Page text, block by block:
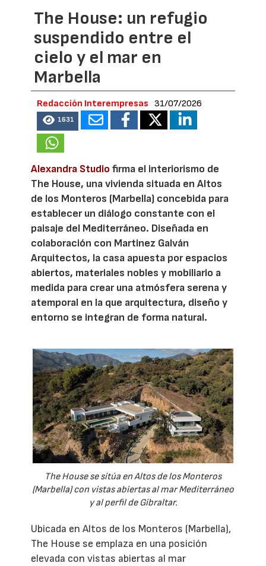
The House: un refugio
suspendido entre el
cielo y el mar en
Marbella
Redacción Interempresas 31/07/2026
1631
Alexandra Studio firma el interiorismo de
The House, una vivienda situada en Altos
de los Monteros (Marbella) concebida para
establecer un diálogo constante con el
paisaje del Mediterráneo. Diseñada en
colaboración con Martinez Galván
Arquitectos, la casa apuesta por espacios
abiertos, materiales nobles y mobiliario a
medida para crear una atmósfera serena y
atemporal en la que arquitectura, diseño y
entorno se integran de forma natural.
The House se sitúa en Altos de los Monteros
(Marbella) con vistas abiertas al mar Mediterráneo
y al perfil de Gibraltar.
Ubicada en Altos de los Monteros (Marbella),
The House se emplaza en una posición
elevada con vistas abiertas al mar